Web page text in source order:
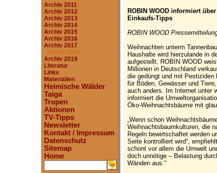
Archiv 2011
Archiv 2012
Archiv 2013
Archiv 2014
Archiv 2015
Archiv 2016
Archiv 2017
Archiv 2018
Archiv 2019
Literatur
Links
Materialien
Heimische Wälder
Taiga
Tropen
Aktionen
TV-Tipps
Newsletter
Kontakt / Impressum
Datenschutz
Sitemap
Home
.
ROBIN WOOD informiert
Einkaufs-Tipps
ROBIN WOOD
Weihnachten unterm
Haushalte wird hierzulande in
aufgestellt. ROBIN WOOD
Millionen in Deutschland
die gedüngt und mit Pestiziden
für Böden, Gewässer und
auch anders. Im Internet unter
informiert die
Öko-Weihnachtsbäume mit
„Wenn schon
Weihnachtsbaumkulturen, die
Regeln bewirtschaftet werden
Seite kontrolliert wird“,
schont vor allem die Umwelt
doch unnötige – Belastung
Wänden aus.“